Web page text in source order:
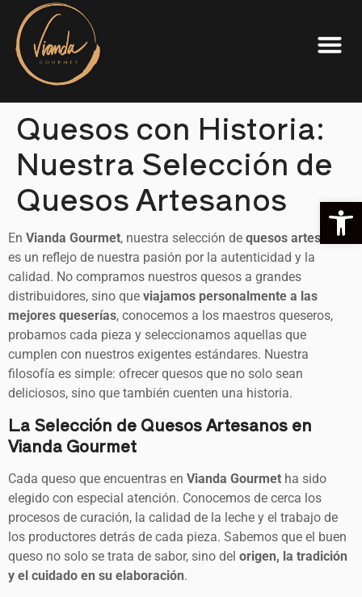
Quesos con Historia:
Nuestra Selección de
Quesos Artesanos
En Vianda Gourmet, nuestra selección de quesos artesanos
es un reflejo de nuestra pasión por la autenticidad y la
calidad. No compramos nuestros quesos a grandes
distribuidores, sino que viajamos personalmente a las
mejores queserías, conocemos a los maestros queseros,
probamos cada pieza y seleccionamos aquellas que
cumplen con nuestros exigentes estándares. Nuestra
filosofía es simple: ofrecer quesos que no solo sean
deliciosos, sino que también cuenten una historia.
La Selección de Quesos Artesanos en
Vianda Gourmet
Cada queso que encuentras en Vianda Gourmet ha sido
elegido con especial atención. Conocemos de cerca los
procesos de curación, la calidad de la leche y el trabajo de
los productores detrás de cada pieza. Sabemos que el buen
queso no solo se trata de sabor, sino del origen, la tradición
y el cuidado en su elaboración.